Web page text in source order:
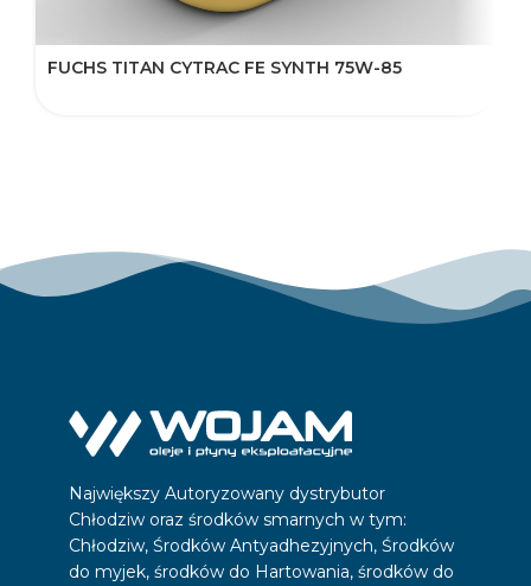
FUCHS TITAN CYTRAC FE SYNTH 75W-85
Największy Autoryzowany dystrybutor
Chłodziw oraz środków smarnych w tym:
Chłodziw, Środków Antyadhezyjnych, Środków
do myjek, środków do Hartowania, środków do